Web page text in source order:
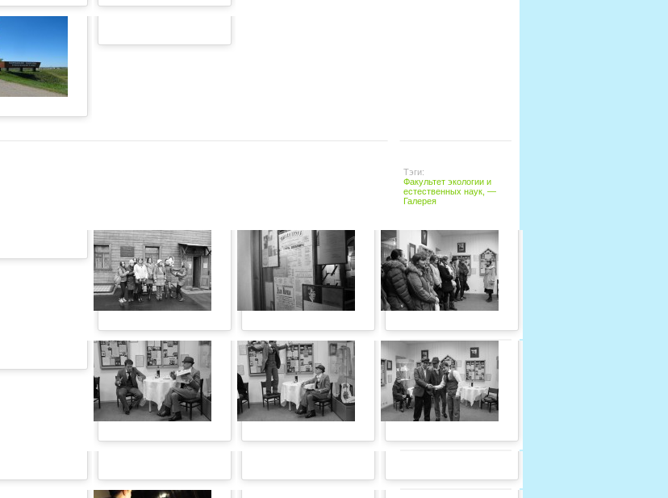
Тэги:
Факультет экологии и
естественных наук, —
Галерея